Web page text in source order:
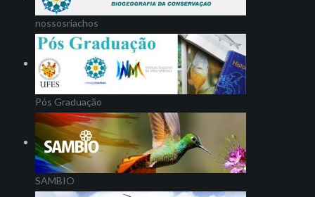
nossosriachos
Pós Graduação
SAMBIO